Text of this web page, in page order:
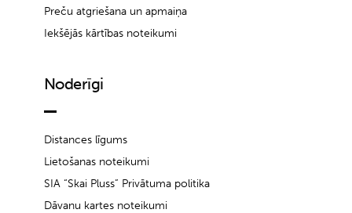
Preču atgriešana un apmaiņa
Iekšējās kārtības noteikumi
Noderīgi
Distances līgums
Lietošanas noteikumi
SIA “Skai Pluss” Privātuma politika
Dāvanu kartes noteikumi